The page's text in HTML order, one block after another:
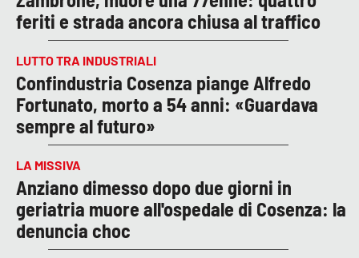
feriti e strada ancora chiusa al traffico
LUTTO TRA INDUSTRIALI
Confindustria Cosenza piange Alfredo
Fortunato, morto a 54 anni: «Guardava
sempre al futuro»
LA MISSIVA
Anziano dimesso dopo due giorni in
geriatria muore all'ospedale di Cosenza: la
denuncia choc